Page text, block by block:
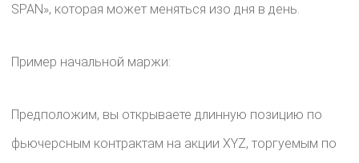
SPAN», которая может меняться изо дня в день.
Пример начальной маржи:
Предположим, вы открываете длинную позицию по
фьючерсным контрактам на акции XYZ, торгуемым по